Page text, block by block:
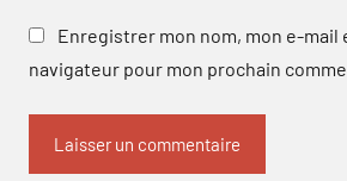
Enregistrer mon nom, mon e-mail
navigateur pour mon prochain